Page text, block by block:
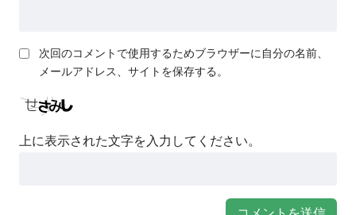
次回のコメントで使用するためブラウザーに自分の名前、
メールアドレス、サイトを保存する。
上に表示された文字を入力してください。